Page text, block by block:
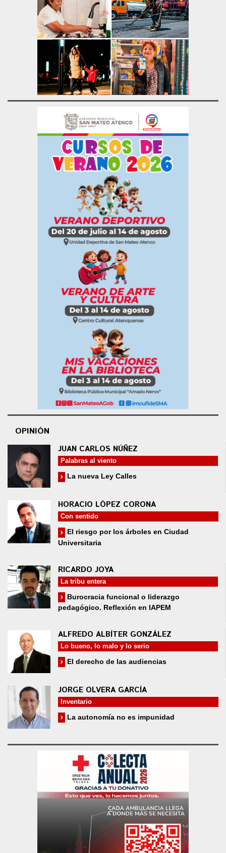
OPINIÓN
JUAN CARLOS NÚÑEZ
Palabras al viento
La nueva Ley Calles
HORACIO LÓPEZ CORONA
Con sentido
El riesgo por los árboles en Ciudad
Universitaria
RICARDO JOYA
La tribu entera
Burocracia funcional o liderazgo
pedagógico. Reflexión en IAPEM
ALFREDO ALBÍTER GONZÁLEZ
Lo bueno, lo malo y lo serio
El derecho de las audiencias
JORGE OLVERA GARCÍA
Inventario
La autonomía no es impunidad